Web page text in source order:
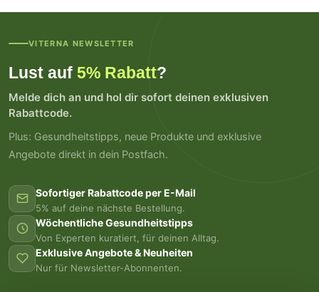
VITERNA NEWSLETTER
Lust auf 5% Rabatt?
Melde dich an und hol dir sofort deinen exklusiven
Rabattcode.
Plus: Gesundheitstipps, neue Produkte und exklusive
Angebote direkt in dein Postfach.
Sofortiger Rabattcode per E-Mail
5% auf deine nächste Bestellung.
Wöchentliche Gesundheitstipps
Von Experten kuratiert, für deinen Alltag.
Exklusive Angebote & Neuheiten
Nur für Newsletter-Abonnenten.